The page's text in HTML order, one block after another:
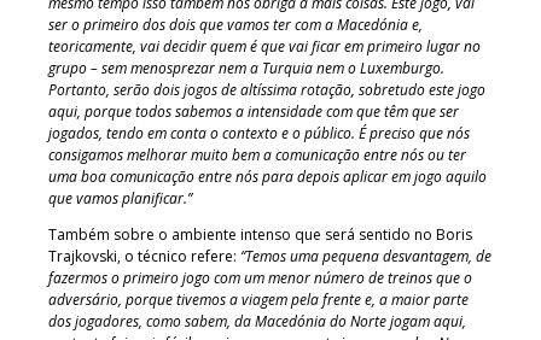
ser o primeiro dos dois que vamos ter com a Macedónia e,
teoricamente, vai decidir quem é que vai ficar em primeiro lugar no
grupo – sem menosprezar nem a Turquia nem o Luxemburgo.
Portanto, serão dois jogos de altíssima rotação, sobretudo este jogo
aqui, porque todos sabemos a intensidade com que têm que ser
jogados, tendo em conta o contexto e o público. É preciso que nós
consigamos melhorar muito bem a comunicação entre nós ou ter
uma boa comunicação entre nós para depois aplicar em jogo aquilo
que vamos planificar.”
Também sobre o ambiente intenso que será sentido no Boris
Trajkovski, o técnico refere: “Temos uma pequena desvantagem, de
fazermos o primeiro jogo com um menor número de treinos que o
adversário, porque tivemos a viagem pela frente e, a maior parte
dos jogadores, como sabem, da Macedónia do Norte jogam aqui,